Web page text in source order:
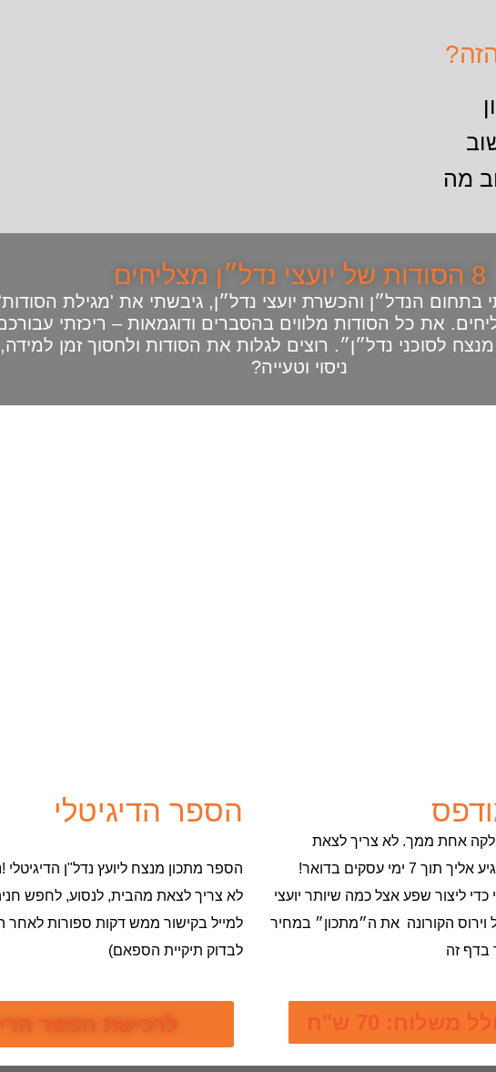
מה
8 הסודות של יועצי נדל״ן מצליחים
בתחום הנדל״ן והכשרת יועצי נדל״ן, גיבשתי את 'מגילת הסודות'
את כל הסודות מלווים בהסברים ודוגמאות – ריכזתי
לסוכני נדל״ן״. רוצים לגלות את הסודות ולחסוך זמן למידה,
ניסוי וטעייה?
אחת ממך. לא צריך לצאת
עסקים בדואר!
ליצור שפע אצל כמה שיותר יועצי
וירוס הקורונה את ה״מתכון״ במחיר
בדף זה
70 ש"ח
הספר הדיגיטלי
הספר מתכון מנצח ליועץ נדל"ן
לא צריך לצאת מהבית, לנסוע, לחפש
למייל בקישור ממש דקות ספורות לאחר
לבדוק תיקיית הספאם)
לרכישת הספר